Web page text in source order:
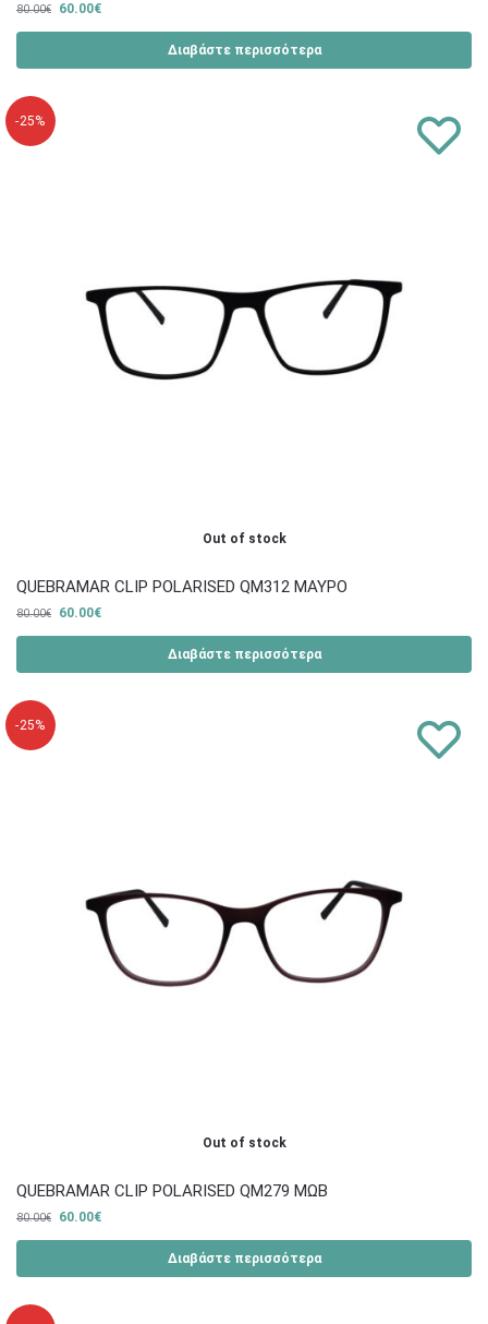
80.00€ 60.00€
Διαβάστε περισσότερα
-25%
Out of stock
QUEBRAMAR CLIP POLARISED QM312 ΜΑΥΡΟ
80.00€ 60.00€
Διαβάστε περισσότερα
-25%
Out of stock
QUEBRAMAR CLIP POLARISED QM279 ΜΩΒ
80.00€ 60.00€
Διαβάστε περισσότερα